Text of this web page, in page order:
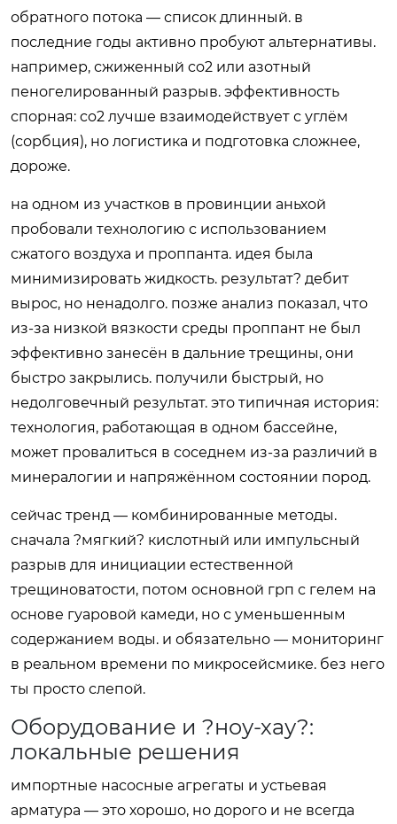
обратного потока — список длинный. в
последние годы активно пробуют альтернативы.
например, сжиженный co2 или азотный
пеногелированный разрыв. эффективность
спорная: co2 лучше взаимодействует с углём
(сорбция), но логистика и подготовка сложнее,
дороже.
на одном из участков в провинции аньхой
пробовали технологию с использованием
сжатого воздуха и проппанта. идея была
минимизировать жидкость. результат? дебит
вырос, но ненадолго. позже анализ показал, что
из-за низкой вязкости среды проппант не был
эффективно занесён в дальние трещины, они
быстро закрылись. получили быстрый, но
недолговечный результат. это типичная история:
технология, работающая в одном бассейне,
может провалиться в соседнем из-за различий в
минералогии и напряжённом состоянии пород.
сейчас тренд — комбинированные методы.
сначала ?мягкий? кислотный или импульсный
разрыв для инициации естественной
трещиноватости, потом основной грп с гелем на
основе гуаровой камеди, но с уменьшенным
содержанием воды. и обязательно — мониторинг
в реальном времени по микросейсмике. без него
ты просто слепой.
Оборудование и ?ноу-хау?:
локальные решения
импортные насосные агрегаты и устьевая
арматура — это хорошо, но дорого и не всегда